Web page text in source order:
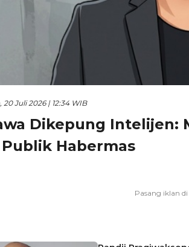
20 Juli 2026 | 12:34 WIB
Dikepung Intelijen:
Habermas